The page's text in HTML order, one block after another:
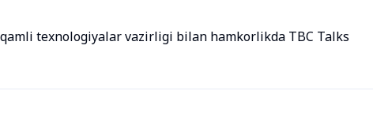
texnologiyalar vazirligi bilan hamkorlikda TBC Talks